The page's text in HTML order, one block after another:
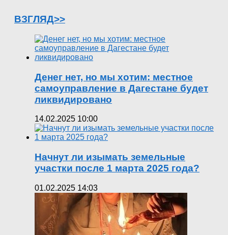
ВЗГЛЯД>>
Денег нет, но мы хотим: местное
самоуправление в Дагестане будет
ликвидировано
14.02.2025 10:00
Начнут ли изымать земельные
участки после 1 марта 2025 года?
01.02.2025 14:03